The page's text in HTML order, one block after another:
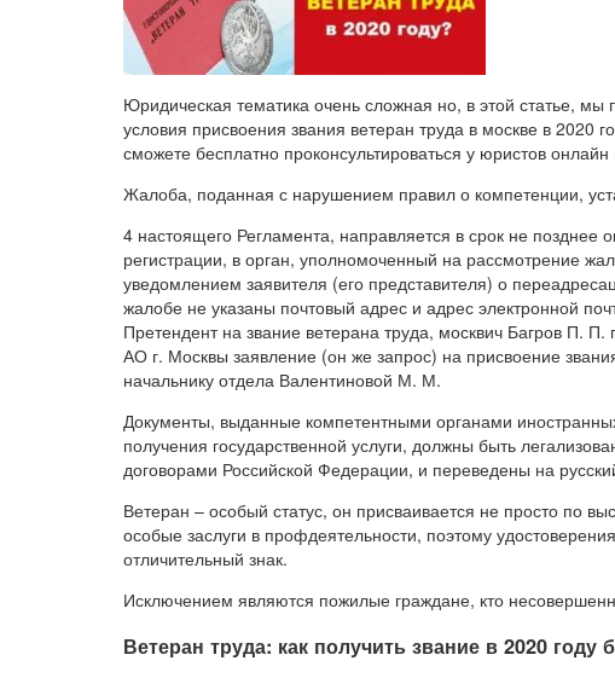
Юридическая тематика очень сложная но, в этой статье, мы
условия присвоения звания ветеран труда в москве в 2020
сможете бесплатно проконсультироваться у юристов
Жалоба, поданная с нарушением правил о компетенции,
4 настоящего Регламента, направляется в срок не
регистрации, в орган, уполномоченный на рассмотрение
уведомлением заявителя (его представителя) о
жалобе не указаны почтовый адрес и адрес электронной
Претендент на звание ветерана труда, москвич Багров П.
АО г. Москвы заявление (он же запрос) на присвоение
начальнику отдела Валентиновой М. М.
Документы, выданные компетентными органами
получения государственной услуги, должны быть
договорами Российской Федерации, и переведены на
Ветеран – особый статус, он присваивается не просто по
особые заслуги в профдеятельности, поэтому
отличительный знак.
Исключением являются пожилые граждане, кто
Ветеран труда: как получить звание в 2020 году